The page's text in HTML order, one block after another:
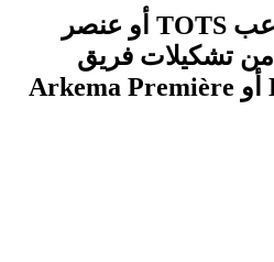
تحتوي على عنصر لاعب TOTS أو عنصر
لاعب طفرة TOTS من تشكيلات فريق
الموسم من Ligue 1 أو Arkema Première